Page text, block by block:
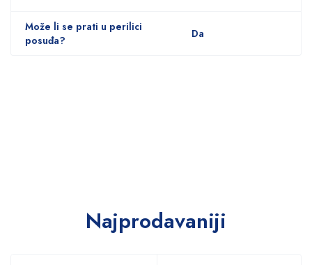
Može li se prati u perilici
posuđa?
Da
Najprodavaniji